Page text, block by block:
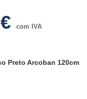
€ com IVA
Preto Arcoban 120cm